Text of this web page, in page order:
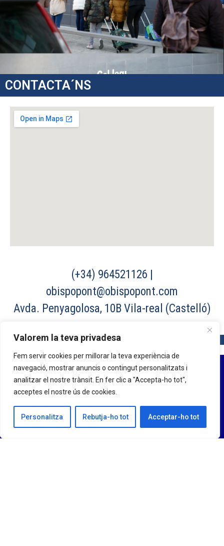
Valorem la teva privadesa
Fem servir cookies per millorar la teva experiència de
navegació, mostrar anuncis o contingut personalitzats i
analitzar el nostre trànsit. En fer clic a "Accepta-ho tot",
acceptes el nostre ús de cookies.
Personalitza Rebutja-ho tot Acceptar-ho tot
CONTACTA´NS
(+34) 964521126 |
obispopont@obispopont.com
Avda. Penyagolosa, 10B Vila-real (Castelló)